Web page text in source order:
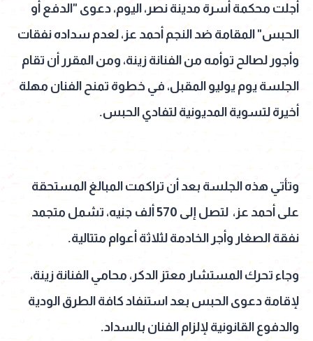
أجلت محكمة أسرة مدينة نصر، اليوم، دعوى "الدفع أو
الحبس" المقامة ضد النجم أحمد عز، لعدم سداده نفقات
وأجور لصالح توأمه من الفنانة زينة، ومن المقرر أن تقام
الجلسة يوم يوليو المقبل، في خطوة تمنح الفنان مهلة
أخيرة لتسوية المديونية لتفادي الحبس.
وتأتي هذه الجلسة بعد أن تراكمت المبالغ المستحقة
على أحمد عز، لتصل إلى 570 ألف جنيه، تشمل متجمد
نفقة الصغار وأجر الخادمة لثلاثة أعوام متتالية.
وجاء تحرك المستشار معتز الدكر، محامي الفنانة زينة،
لإقامة دعوى الحبس بعد استنفاد كافة الطرق الودية
والدفوع القانونية لإلزام الفنان بالسداد.